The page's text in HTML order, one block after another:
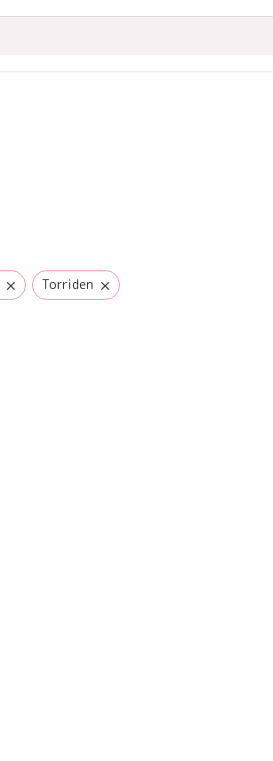
× Torriden ×